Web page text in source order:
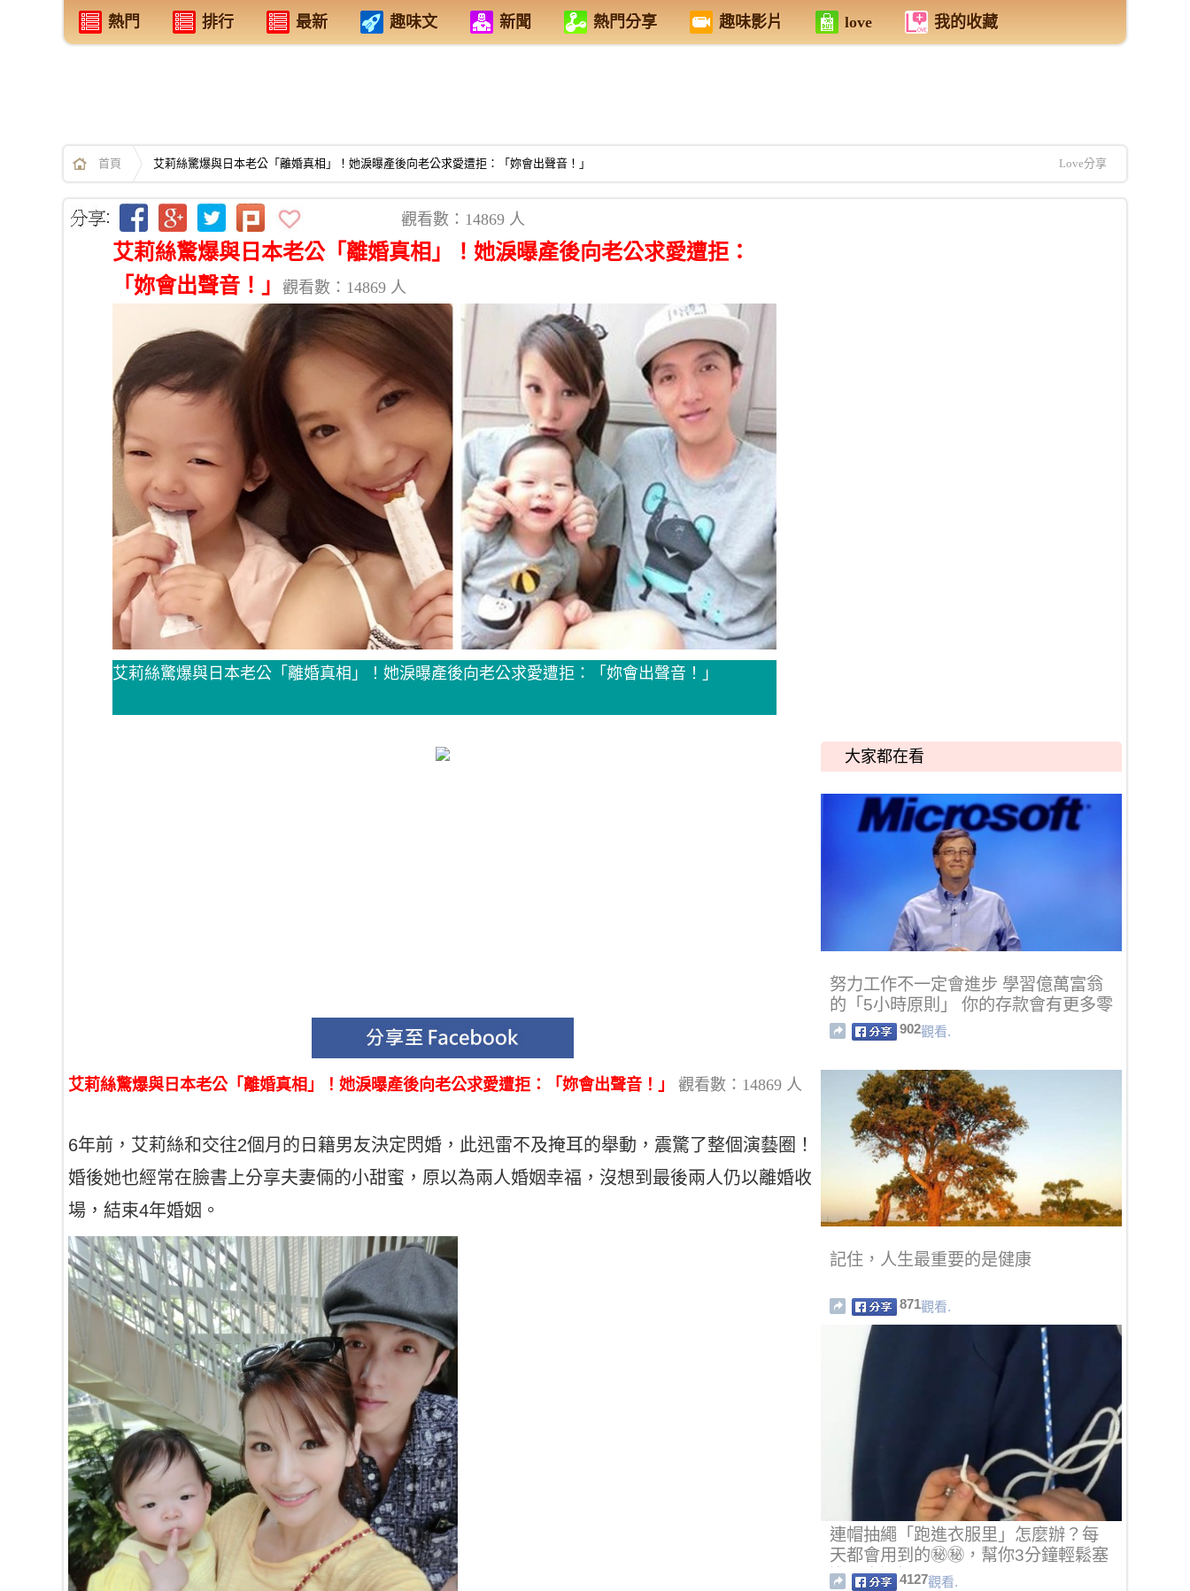
熱門 排行 最新 趣味文 新聞 熱門分享 趣味影片 love 我的收藏
首頁 艾莉絲驚爆與日本老公「離婚真相」！她淚曝產後向老公求愛遭拒：「妳會出聲音！」 Love分享
觀看數：14869 人
艾莉絲驚爆與日本老公「離婚真相」！她淚曝產後向老公求愛遭拒：
「妳會出聲音！」
觀看數：14869 人
艾莉絲驚爆與日本老公「離婚真相」！她淚曝產後向老公求愛遭拒：「妳會出聲音！」
艾莉絲驚爆與日本老公「離婚真相」！她淚曝產後向老公求愛遭拒：「妳會出聲音！」 觀看數：14869 人
6年前，艾莉絲和交往2個月的日籍男友決定閃婚，此迅雷不及掩耳的舉動，震驚了整個演藝圈！
婚後她也經常在臉書上分享夫妻倆的小甜蜜，原以為兩人婚姻幸福，沒想到最後兩人仍以離婚收
場，結束4年婚姻。
大家都在看
努力工作不一定會進步 學習億萬富翁
的「5小時原則」 你的存款會有更多零
902觀看.
記住，人生最重要的是健康
871觀看.
連帽抽繩「跑進衣服里」怎麼辦？每
天都會用到的㊙㊙，幫你3分鐘輕鬆塞
進回小洞裡！
4127觀看.